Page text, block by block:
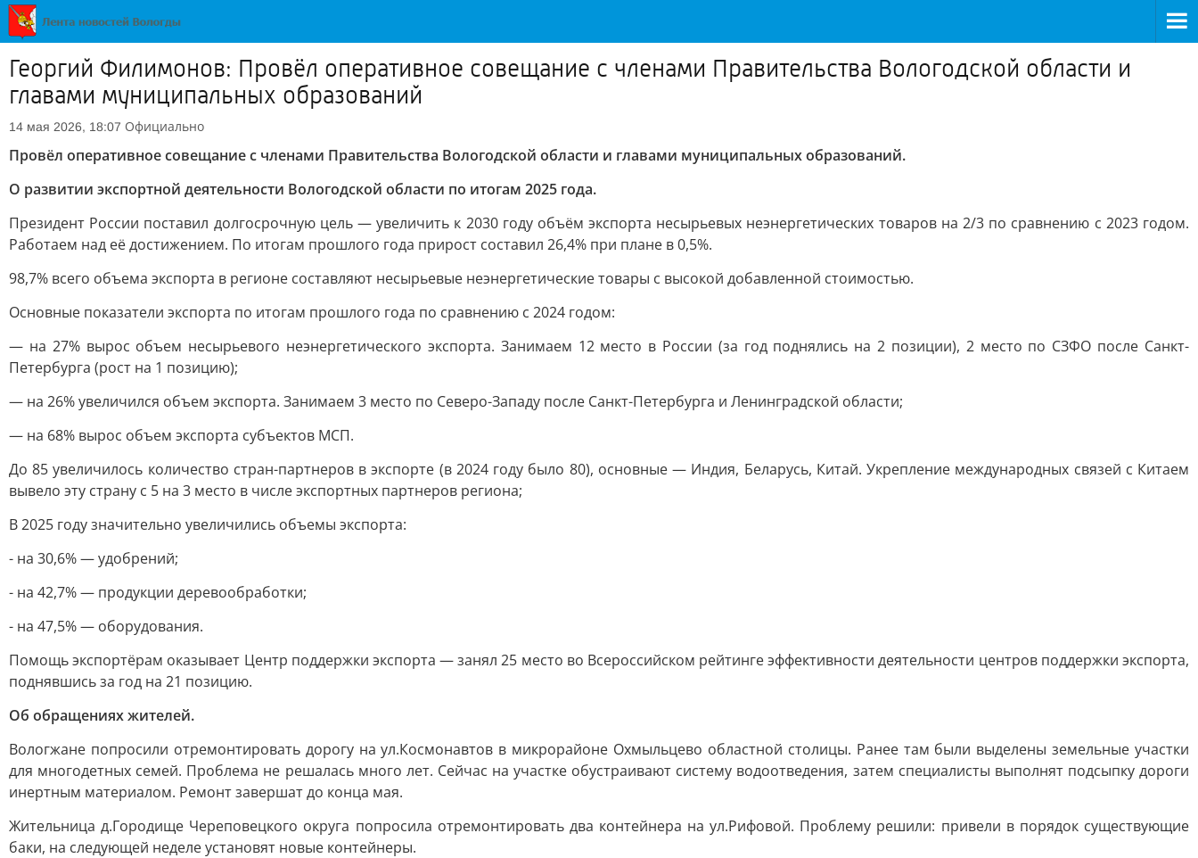
Георгий Филимонов: Провёл оперативное совещание с членами Правительства Вологодской области и
главами муниципальных образований
14 мая 2026, 18:07 Официально
Провёл оперативное совещание с членами Правительства Вологодской области и главами муниципальных образований.
О развитии экспортной деятельности Вологодской области по итогам 2025 года.
Президент России поставил долгосрочную цель — увеличить к 2030 году объём экспорта несырьевых неэнергетических товаров на 2/3 по сравнению с 2023 годом.
Работаем над её достижением. По итогам прошлого года прирост составил 26,4% при плане в 0,5%.
98,7% всего объема экспорта в регионе составляют несырьевые неэнергетические товары с высокой добавленной стоимостью.
Основные показатели экспорта по итогам прошлого года по сравнению с 2024 годом:
— на 27% вырос объем несырьевого неэнергетического экспорта. Занимаем 12 место в России (за год поднялись на 2 позиции), 2 место по СЗФО после Санкт-
Петербурга (рост на 1 позицию);
— на 26% увеличился объем экспорта. Занимаем 3 место по Северо-Западу после Санкт-Петербурга и Ленинградской области;
— на 68% вырос объем экспорта субъектов МСП.
До 85 увеличилось количество стран-партнеров в экспорте (в 2024 году было 80), основные — Индия, Беларусь, Китай. Укрепление международных связей с Китаем
вывело эту страну с 5 на 3 место в числе экспортных партнеров региона;
В 2025 году значительно увеличились объемы экспорта:
- на 30,6% — удобрений;
- на 42,7% — продукции деревообработки;
- на 47,5% — оборудования.
Помощь экспортёрам оказывает Центр поддержки экспорта — занял 25 место во Всероссийском рейтинге эффективности деятельности центров поддержки экспорта,
поднявшись за год на 21 позицию.
Об обращениях жителей.
Вологжане попросили отремонтировать дорогу на ул.Космонавтов в микрорайоне Охмыльцево областной столицы. Ранее там были выделены земельные участки
для многодетных семей. Проблема не решалась много лет. Сейчас на участке обустраивают систему водоотведения, затем специалисты выполнят подсыпку дороги
инертным материалом. Ремонт завершат до конца мая.
Жительница д.Городище Череповецкого округа попросила отремонтировать два контейнера на ул.Рифовой. Проблему решили: привели в порядок существующие
баки, на следующей неделе установят новые контейнеры.